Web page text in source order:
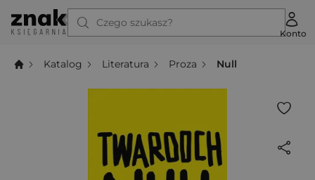
Czego szukasz?
Konto
Katalog Literatura Proza Null